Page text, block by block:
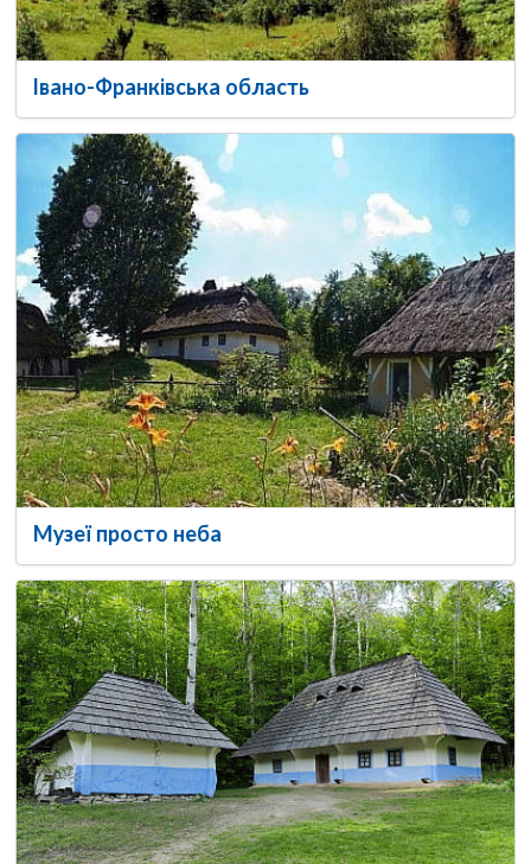
Івано-Франківська область
Музеї просто неба